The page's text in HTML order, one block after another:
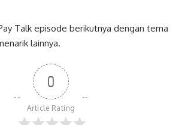
Talk episode berikutnya dengan tema
lainnya.
0
Article Rating